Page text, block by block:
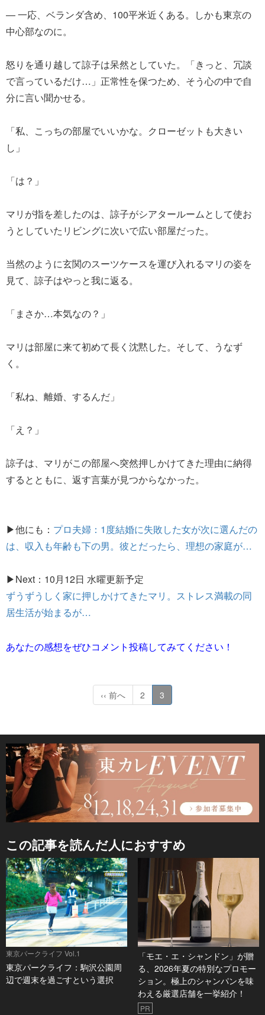
― 一応、ベランダ含め、100平米近くある。しかも東京の
中心部なのに。
怒りを通り越して諒子は呆然としていた。「きっと、冗談
で言っているだけ…」正常性を保つため、そう心の中で自
分に言い聞かせる。
「私、こっちの部屋でいいかな。クローゼットも大きい
し」
「は？」
マリが指を差したのは、諒子がシアタールームとして使お
うとしていたリビングに次いで広い部屋だった。
当然のように玄関のスーツケースを運び入れるマリの姿を
見て、諒子はやっと我に返る。
「まさか…本気なの？」
マリは部屋に来て初めて長く沈黙した。そして、うなず
く。
「私ね、離婚、するんだ」
「え？」
諒子は、マリがこの部屋へ突然押しかけてきた理由に納得
するとともに、返す言葉が見つからなかった。
▶他にも： プロ夫婦：1度結婚に失敗した女が次に選んだの
は、収入も年齢も下の男。彼とだったら、理想の家庭が…
▶Next：10月12日 水曜更新予定
ずうずうしく家に押しかけてきたマリ。ストレス満載の同
居生活が始まるが…
あなたの感想をぜひコメント投稿してみてください！
‹‹ 前へ 2 3
この記事を読んだ人におすすめ
東京パークライフ Vol.1
東京パークライフ：駒沢公園周
辺で週末を過ごすという選択
「モエ・エ・シャンドン」が贈
る、2026年夏の特別なプロモー
ション。極上のシャンパンを味
わえる厳選店舗を一挙紹介！
PR